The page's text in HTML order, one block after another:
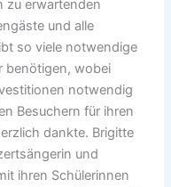
zu erwartenden
und alle
so viele notwendige
benötigen, wobei
notwendig
Besuchern für ihren
dankte. Brigitte
und
ihren Schülerinnen